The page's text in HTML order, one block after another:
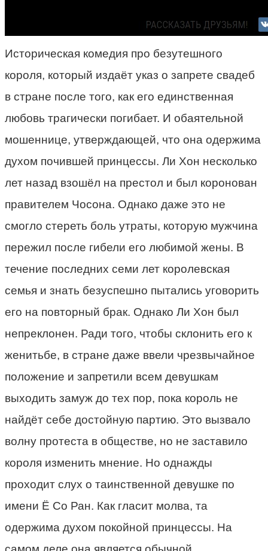
Историческая комедия про безутешного
короля, который издаёт указ о запрете свадеб
в стране после того, как его единственная
любовь трагически погибает. И обаятельной
мошеннице, утверждающей, что она одержима
духом почившей принцессы. Ли Хон несколько
лет назад взошёл на престол и был коронован
правителем Чосона. Однако даже это не
смогло стереть боль утраты, которую мужчина
пережил после гибели его любимой жены. В
течение последних семи лет королевская
семья и знать безуспешно пытались уговорить
его на повторный брак. Однако Ли Хон был
непреклонен. Ради того, чтобы склонить его к
женитьбе, в стране даже ввели чрезвычайное
положение и запретили всем девушкам
выходить замуж до тех пор, пока король не
найдёт себе достойную партию. Это вызвало
волну протеста в обществе, но не заставило
короля изменить мнение. Но однажды
проходит слух о таинственной девушке по
имени Ë Со Ран. Как гласит молва, та
одержима духом покойной принцессы. На